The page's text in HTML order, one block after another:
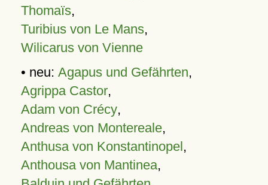
Thomaïs,
Turibius von Le Mans,
Wilicarus von Vienne
• neu: Agapus und Gefährten,
Agrippa Castor,
Adam von Crécy,
Andreas von Montereale,
Anthusa von Konstantinopel,
Anthousa von Mantinea,